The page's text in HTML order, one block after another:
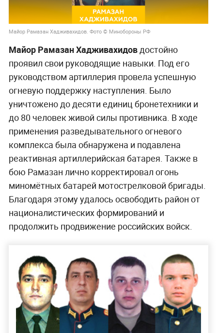
Майор Рамазан Хадживахидов. Фото © Минобороны РФ
Майор Рамазан Хадживахидовдостойно
проявил свои руководящие навыки. Под его
руководством артиллерия провела успешную
огневую поддержку наступления. Было
уничтожено до десяти единиц бронетехники и
до 80 человек живой силы противника. В ходе
применения разведывательного огневого
комплекса была обнаружена и подавлена
реактивная артиллерийская батарея. Также в
бою Рамазан лично корректировал огонь
миномётных батарей мотострелковой бригады.
Благодаря этому удалось освободить район от
националистических формирований и
продолжить продвижение российских войск.